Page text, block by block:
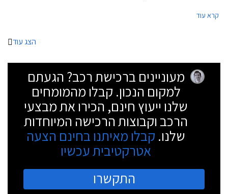
ארוכה בייחוד לאור השינוי והשדרוג שחל במעמדה של פולקסווגן פאסאט במהלך
קרא עוד
הצג עוד
מעוניינים ברכישת רכב? הגעתם
למקום הנכון. קבלו מהמומחים
שלנו ייעוץ חינם, הכירו את מבצעי
הרכב וקבוצות הרכישה המיוחדות
שלנו. קבלו מאיתנו בחינם הצעה
אטרקטיבית עכשיו
התקשרו